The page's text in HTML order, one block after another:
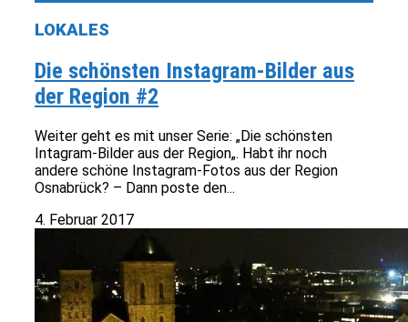
LOKALES
Die schönsten Instagram-Bilder aus
der Region #2
Weiter geht es mit unser Serie: „Die schönsten
Intagram-Bilder aus der Region„. Habt ihr noch
andere schöne Instagram-Fotos aus der Region
Osnabrück? – Dann poste den...
4. Februar 2017